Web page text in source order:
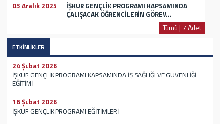
05 Aralık 2025
İŞKUR GENÇLİK PROGRAMI KAPSAMINDA
ÇALIŞACAK ÖĞRENCİLERİN GÖREV...
Tümü | 7 Adet
ETKİNLİKLER
24 Şubat 2026
İŞKUR GENÇLİK PROGRAMI KAPSAMINDA İŞ SAĞLIĞI VE GÜVENLİĞİ
EĞİTİMİ
16 Şubat 2026
İŞKUR GENÇLİK PROGRAMI EĞİTİMLERİ